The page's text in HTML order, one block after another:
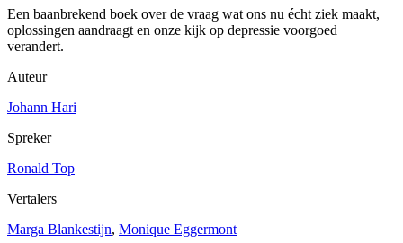
Een baanbrekend boek over de vraag wat ons nu écht ziek maakt,
oplossingen aandraagt en onze kijk op depressie voorgoed
verandert.
Auteur
Johann Hari
Spreker
Ronald Top
Vertalers
Marga Blankestijn, Monique Eggermont